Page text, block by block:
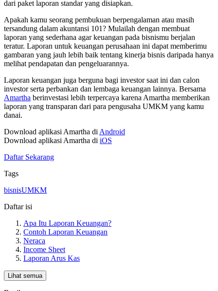
dari paket laporan standar yang disiapkan.
Apakah kamu seorang pembukuan berpengalaman atau masih
tersandung dalam akuntansi 101? Mulailah dengan membuat
laporan yang sederhana agar keuangan pada bisnismu berjalan
teratur. Laporan untuk keuangan perusahaan ini dapat memberimu
gambaran yang jauh lebih baik tentang kinerja bisnis daripada hanya
melihat pendapatan dan pengeluarannya.
Laporan keuangan juga berguna bagi investor saat ini dan calon
investor serta perbankan dan lembaga keuangan lainnya. Bersama
Amartha berinvestasi lebih terpercaya karena Amartha memberikan
laporan yang transparan dari para pengusaha UMKM yang kamu
danai.
Download aplikasi Amartha diAndroid
Download aplikasi Amartha di iOS
Daftar Sekarang
Tags
bisnisUMKM
Daftar isi
Apa Itu Laporan Keuangan?
Contoh Laporan Keuangan
Neraca
Income Sheet
Laporan Arus Kas
Lihat semua